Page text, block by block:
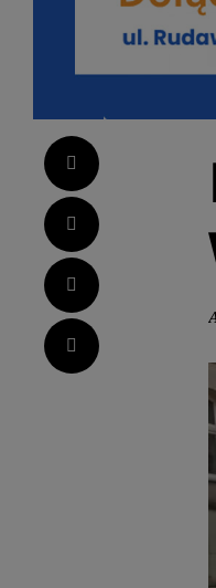
Facebook
Twitter
LinkedIn
Pinterest